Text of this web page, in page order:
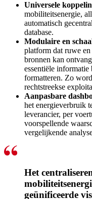
Universele
mobiliteitsenergie,
automatisch
database.
Modulaire en
platform dat ruwe en
bronnen kan
essentiële
formatteren. Zo
rechtstreekse
Aanpasbare
het energieverbruik
leverancier, per
voorspellende
vergelijkende
Het
geünificeerde